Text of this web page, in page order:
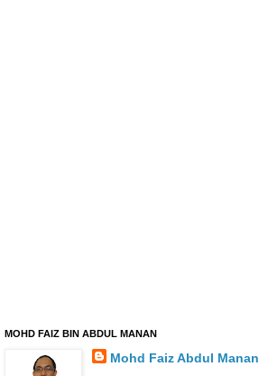
MOHD FAIZ BIN ABDUL MANAN
Mohd Faiz Abdul Manan